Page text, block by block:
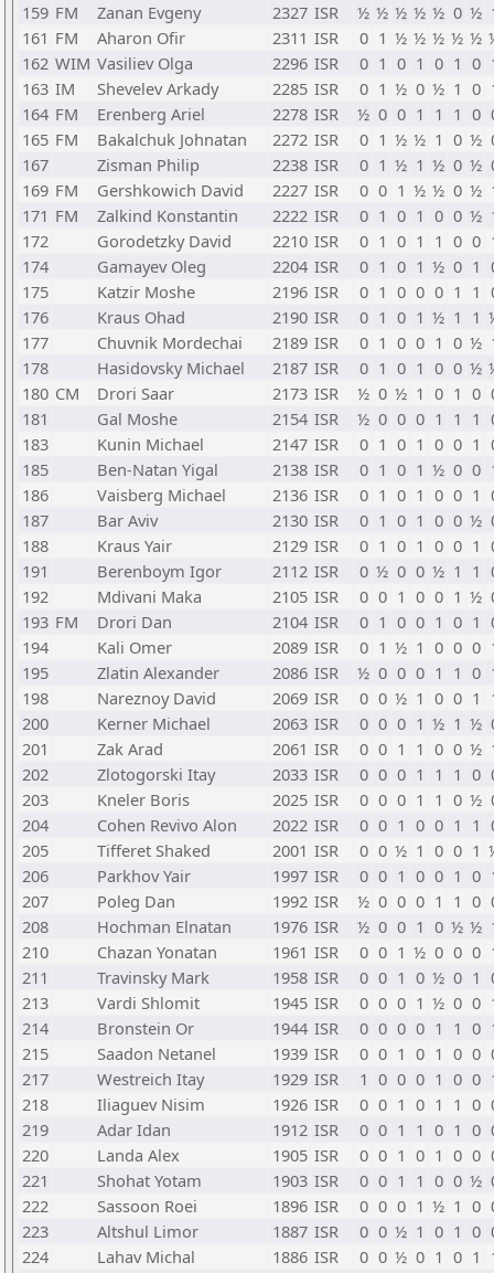
159 FM Zanan Evgeny 2327 ISR ½ ½ ½ ½ ½ 0 ½
161 FM Aharon Ofir 2311 ISR 0 1 ½ ½ ½ ½ ½
162 WIM Vasiliev Olga 2296 ISR 0 1 0 1 0 1 0
163 IM Shevelev Arkady 2285 ISR 0 1 ½ 0 ½ 1 0
164 FM Erenberg Ariel 2278 ISR ½ 0 0 1 1 1 0
165 FM Bakalchuk Johnatan 2272 ISR 0 1 ½ ½ 1 0 ½
167
Zisman Philip 2238 ISR 0 1 ½ 1 ½ 0 ½
169 FM Gershkowich David 2227 ISR 0 0 1 ½ ½ 0 ½
171 FM Zalkind Konstantin 2222 ISR 0 1 0 1 0 0 ½
172
Gorodetzky David 2210 ISR 0 1 0 1 1 0 0
174
Gamayev Oleg 2204 ISR 0 1 0 1 ½ 0 1
175
Katzir Moshe 2196 ISR 0 1 0 0 0 1 1
176
Kraus Ohad 2190 ISR 0 1 0 1 ½ 1 1
177
Chuvnik Mordechai 2189 ISR 0 1 0 0 1 0 ½
178
Hasidovsky Michael 2187 ISR 0 1 0 1 0 0 ½
180 CM Drori Saar 2173 ISR ½ 0 ½ 1 0 1 0
181
Gal Moshe 2154 ISR ½ 0 0 0 1 1 1
183
Kunin Michael 2147 ISR 0 1 0 1 0 0 1
185
Ben-Natan Yigal 2138 ISR 0 1 0 1 ½ 0 0
186
Vaisberg Michael 2136 ISR 0 1 0 1 0 0 1
187
Bar Aviv 2130 ISR 0 1 0 1 0 0 ½
188
Kraus Yair 2129 ISR 0 1 0 1 0 0 1
191
Berenboym Igor 2112 ISR 0 ½ 0 0 ½ 1 1
192
Mdivani Maka 2105 ISR 0 0 1 0 0 1 ½
193 FM Drori Dan 2104 ISR 0 1 0 0 1 0 1
194
Kali Omer 2089 ISR 0 1 ½ 1 0 0 0
195
Zlatin Alexander 2086 ISR ½ 0 0 0 1 1 0
198
Nareznoy David 2069 ISR 0 0 ½ 1 0 0 1
200
Kerner Michael 2063 ISR 0 0 0 1 ½ 1 ½
201
Zak Arad 2061 ISR 0 0 1 1 0 0 ½
202
Zlotogorski Itay 2033 ISR 0 0 0 1 1 1 0
203
Kneler Boris 2025 ISR 0 0 0 1 1 0 ½
204
Cohen Revivo Alon 2022 ISR 0 0 1 0 0 1 1
205
Tifferet Shaked 2001 ISR 0 0 ½ 1 0 0 1
206
Parkhov Yair 1997 ISR 0 0 1 0 0 1 0
207
Poleg Dan 1992 ISR ½ 0 0 0 1 1 0
208
Hochman Elnatan 1976 ISR ½ 0 0 1 0 ½ ½
210
Chazan Yonatan 1961 ISR 0 0 1 ½ 0 0 0
211
Travinsky Mark 1958 ISR 0 0 1 0 ½ 0 1
213
Vardi Shlomit 1945 ISR 0 0 0 1 ½ 0 0
214
Bronstein Or 1944 ISR 0 0 0 0 1 1 0
215
Saadon Netanel 1939 ISR 0 0 1 0 1 0 0
217
Westreich Itay 1929 ISR 1 0 0 0 1 0 0
218
Iliaguev Nisim 1926 ISR 0 0 1 0 1 1 0
219
Adar Idan 1912 ISR 0 0 1 1 0 1 0
220
Landa Alex 1905 ISR 0 0 1 0 1 0 0
221
Shohat Yotam 1903 ISR 0 0 1 1 0 0 ½
222
Sassoon Roei 1896 ISR 0 0 0 1 ½ 1 0
223
Altshul Limor 1887 ISR 0 0 ½ 1 0 1 0
224
Lahav Michal 1886 ISR 0 0 ½ 0 1 0 1